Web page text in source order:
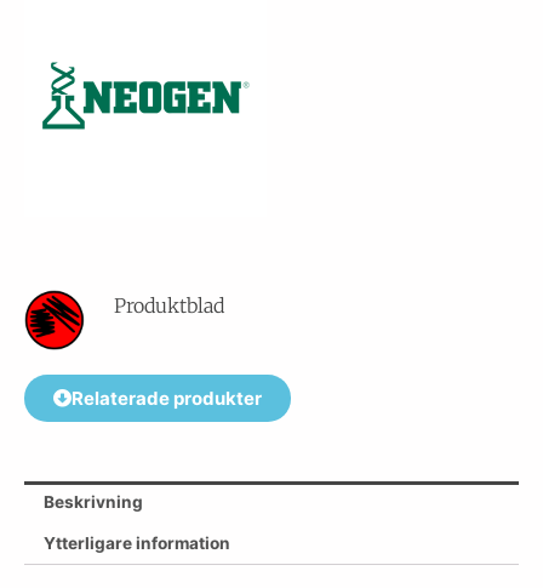
Produktblad
Relaterade produkter
Beskrivning
Ytterligare information